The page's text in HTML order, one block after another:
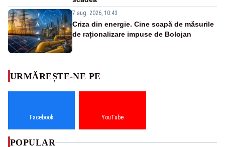
7 aug. 2026, 10:43
Criza din energie. Cine scapă de măsurile
de raționalizare impuse de Bolojan
URMĂREȘTE-NE PE
Facebook YouTube
POPULAR